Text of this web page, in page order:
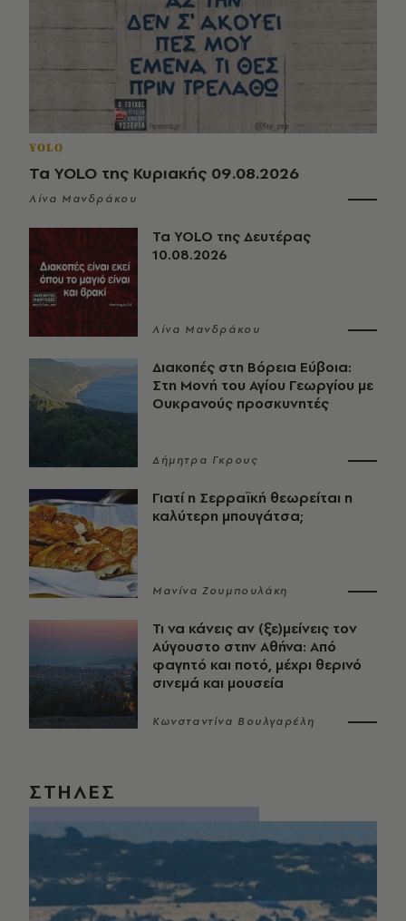
YOLO
Τα YOLO της Κυριακής 09.08.2026
Λίνα Μανδράκου
Τα YOLO της Δευτέρας
10.08.2026
Λίνα Μανδράκου
Διακοπές στη Βόρεια Εύβοια:
Στη Μονή του Αγίου Γεωργίου με
Ουκρανούς προσκυνητές
Δήμητρα Γκρους
Γιατί η Σερραϊκή θεωρείται η
καλύτερη μπουγάτσα;
Μανίνα Ζουμπουλάκη
Τι να κάνεις αν (ξε)μείνεις τον
Αύγουστο στην Αθήνα: Από
φαγητό και ποτό, μέχρι θερινό
σινεμά και μουσεία
Κωνσταντίνα Βουλγαρέλη
ΣΤΗΛΕΣ